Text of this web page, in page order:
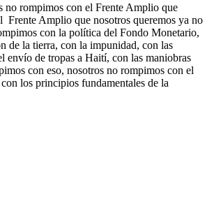
no rompimos con el Frente Amplio que
Frente Amplio que nosotros queremos ya no
con la política del Fondo Monetario,
de la tierra, con la impunidad, con las
envío de tropas a Haití, con las maniobras
con eso, nosotros no rompimos con el
los principios fundamentales de la